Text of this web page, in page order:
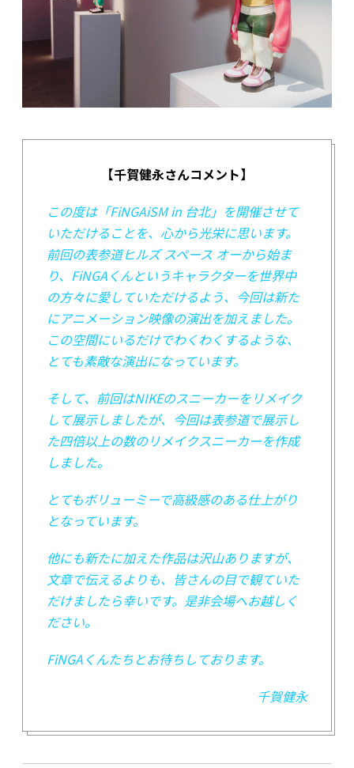
【千賀健永さんコメント】
この度は「FiNGAiSM in 台北」を開催させて
いただけることを、心から光栄に思います。
前回の表参道ヒルズ スペース オーから始ま
り、FiNGAくんというキャラクターを世界中
の方々に愛していただけるよう、今回は新た
にアニメーション映像の演出を加えました。
この空間にいるだけでわくわくするような、
とても素敵な演出になっています。
そして、前回はNIKEのスニーカーをリメイク
して展示しましたが、今回は表参道で展示し
た四倍以上の数のリメイクスニーカーを作成
しました。
とてもボリューミーで高級感のある仕上がり
となっています。
他にも新たに加えた作品は沢山ありますが、
文章で伝えるよりも、皆さんの目で観ていた
だけましたら幸いです。是非会場へお越しく
ださい。
FiNGAくんたちとお待ちしております。
千賀健永